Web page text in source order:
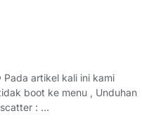
artikel kali ini kami
boot ke menu , Unduhan
: